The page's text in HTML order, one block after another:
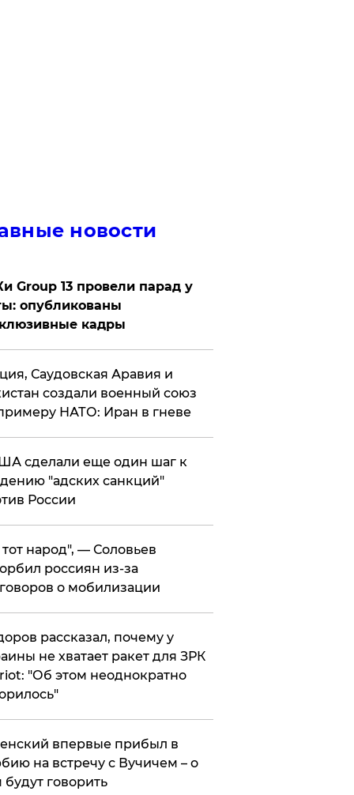
новости
Group 13 провели парад у
опубликованы
кадры
Саудовская Аравия и
создали военный союз
НАТО: Иран в гневе
сделали еще один шаг к
"адских санкций"
России
народ", — Соловьев
россиян из-за
о мобилизации
рассказал, почему у
не хватает ракет для ЗРК
"Об этом неоднократно
впервые прибыл в
на встречу с Вучичем – о
будут говорить